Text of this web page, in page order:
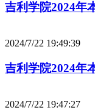
吉利学院2024年
2024/7/22 19:49:39
吉利学院2024年
2024/7/22 19:47:27